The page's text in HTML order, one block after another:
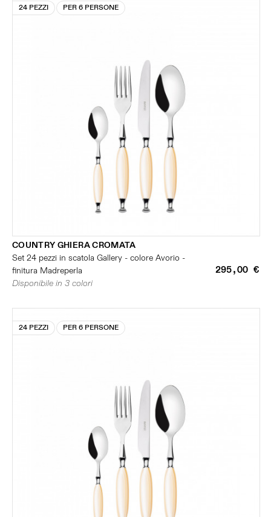
24 PEZZI PER 6 PERSONE
COUNTRY GHIERA CROMATA
Set 24 pezzi in scatola Gallery - colore Avorio -
finitura Madreperla
295,00 €
Disponibile in 3 colori
24 PEZZI PER 6 PERSONE